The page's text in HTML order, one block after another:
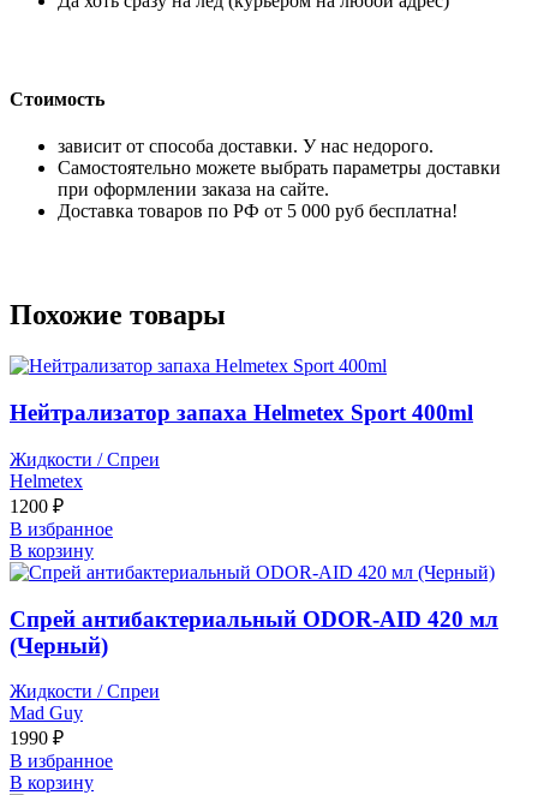
Стоимость
зависит от способа доставки. У нас недорого.
Самостоятельно можете выбрать параметры доставки
при оформлении заказа на сайте.
Доставка товаров по РФ от 5 000 руб бесплатна!
Похожие товары
Нейтрализатор запаха Helmetex Sport 400ml
Жидкости / Спреи
Helmetex
1200 ₽
В избранное
В корзину
Спрей антибактериальный ODOR-AID 420 мл
(Черный)
Жидкости / Спреи
Mad Guy
1990 ₽
В избранное
В корзину